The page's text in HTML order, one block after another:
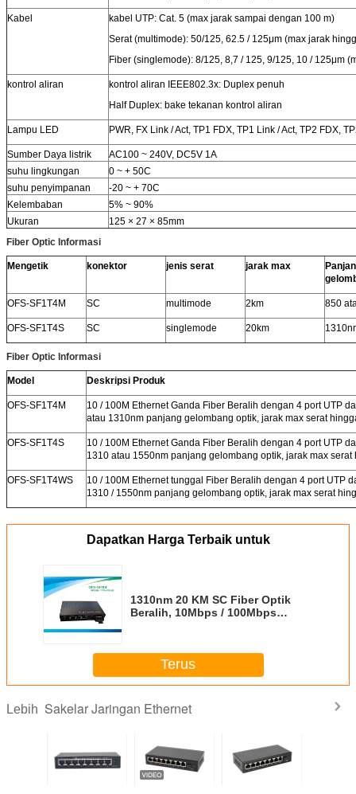
Kabel
kabel UTP: Cat. 5 (max jarak sampai dengan 100 m)
Serat (multimode): 50/125, 62.5 / 125μm (max jarak
Fiber (singlemode): 8/125, 8,7 / 125, 9/125, 10 / 125μm
kontrol aliran
kontrol aliran IEEE802.3x: Duplex penuh
Half Duplex: bake tekanan kontrol aliran
Lampu LED PWR, FX Link / Act, TP1 FDX, TP1 Link / Act, TP2 FDX,
Sumber Daya listrik
AC100 ~ 240V, DC5V 1A
suhu lingkungan
0 ~ + 50C
suhu penyimpanan
-20 ~ + 70C
Kelembaban
5% ~ 90%
Ukuran
125 × 27 × 85mm
Fiber Optic Informasi
Mengetik konektor jenis serat jarak max
OFS-SF1T4M SC multimode 2km 850
OFS-SF1T4S SC singlemode 20km
Fiber Optic Informasi
Model Deskripsi Produk
OFS-SF1T4M
10 / 100M Ethernet Ganda Fiber Beralih dengan 4 port UTP
atau 1310nm panjang gelombang optik, jarak max serat
OFS-SF1T4S
10 / 100M Ethernet Ganda Fiber Beralih dengan 4 port UTP
1310 atau 1550nm panjang gelombang optik, jarak max serat
OFS-SF1T4WS
10 / 100M Ethernet tunggal Fiber Beralih dengan 4 port UTP
1310 / 1550nm panjang gelombang optik, jarak max serat
Dapatkan Harga Terbaik untuk
1310nm 20 KM SC Fiber Optik
Beralih, 10Mbps / 100Mbps
Terus
Lebih Sakelar Jaringan Ethernet